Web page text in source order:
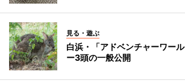
見る・遊ぶ
白浜・「アドベンチャーワー
ー3頭の一般公開